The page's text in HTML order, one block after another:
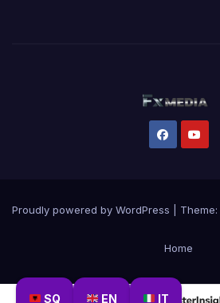
SQ EN IT
Proudly powered by WordPress Theme:
Home